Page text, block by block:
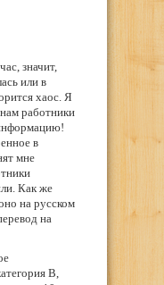
значит,
или в
хаос. Я
работники
в
мне
Как же
на русском
на
В,